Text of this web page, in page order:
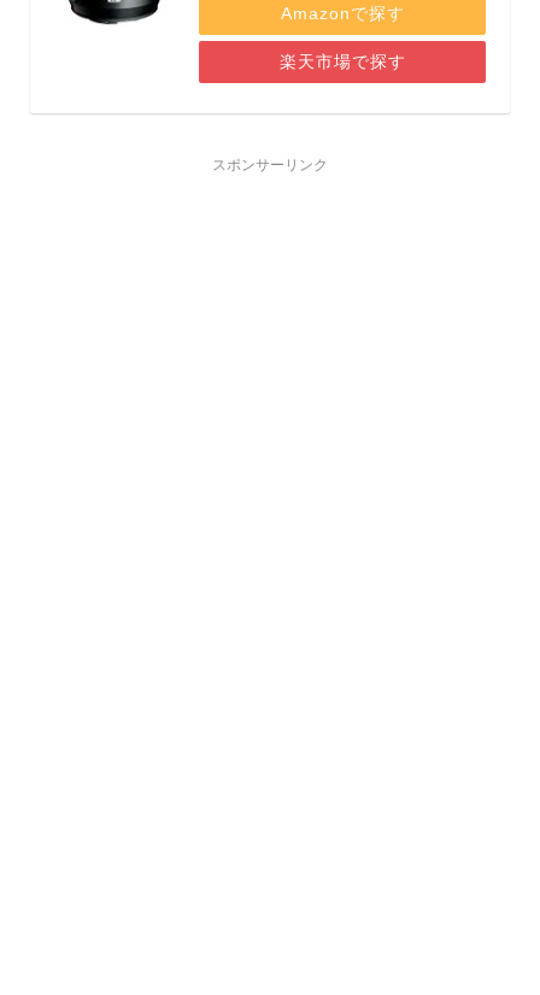
Amazonで探す
楽天市場で探す
スポンサーリンク